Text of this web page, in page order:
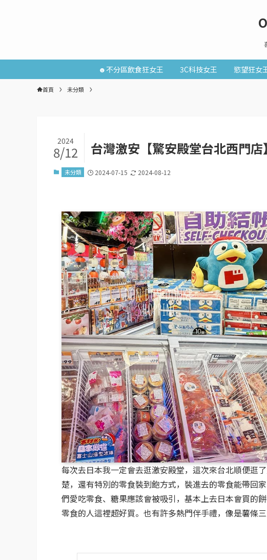
☻不分區飲食狂女王 3C科技女王 慾望狂女
首頁 未分類
台灣激安【驚安殿堂台北西門
2024
8/12
未分類 2024-07-15 2024-08-12
每次去日本我一定會去逛激安殿堂，這次來台北順便逛
楚，還有特別的零食裝到飽方式，裝進去的零食能帶回
們愛吃零食、糖果應該會被吸引，基本上去日本會買的
零食的人這裡超好買。也有許多熱門伴手禮，像是薯條